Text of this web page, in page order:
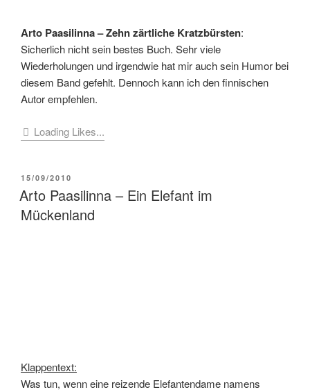
Arto Paasilinna – Zehn zärtliche Kratzbürsten:
Sicherlich nicht sein bestes Buch. Sehr viele
Wiederholungen und irgendwie hat mir auch sein Humor bei
diesem Band gefehlt. Dennoch kann ich den finnischen
Autor empfehlen.
Loading Likes...
VERÖFFENTLICHT
AM
15/09/2010
Arto Paasilinna – Ein Elefant im
Mückenland
Klappentext:
Was tun, wenn eine reizende Elefantendame namens